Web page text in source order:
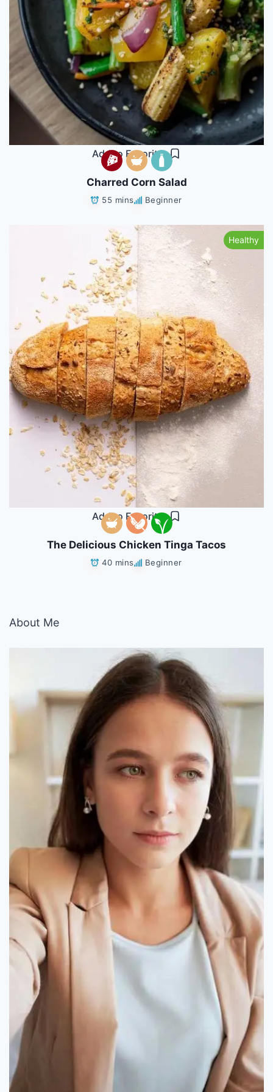
Add to Favorites
Charred Corn Salad
55 mins Beginner
Add to Favorites
Healthy
The Delicious Chicken Tinga Tacos
40 mins Beginner
About Me